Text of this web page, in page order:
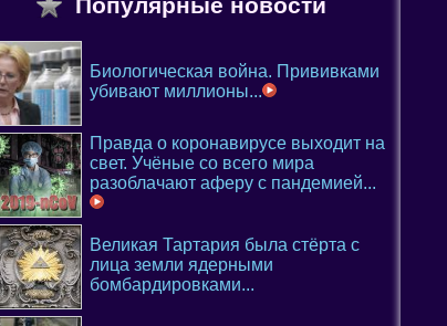
Биологическая война. Прививками
убивают миллионы...
Правда о коронавирусе выходит на
свет. Учёные со всего мира
разоблачают аферу с пандемией...
Великая Тартария была стёрта с
лица земли ядерными
бомбардировками...